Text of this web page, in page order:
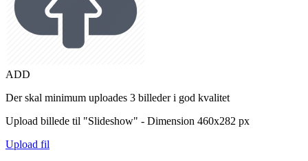
ADD
Der skal minimum uploades 3 billeder i god kvalitet
Upload billede til "Slideshow" - Dimension 460x282 px
Upload fil